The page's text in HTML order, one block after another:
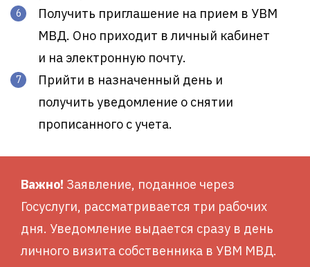
Получить приглашение на прием в УВМ
МВД. Оно приходит в личный кабинет
и на электронную почту.
Прийти в назначенный день и
получить уведомление о снятии
прописанного с учета.
Важно! Заявление, поданное через
Госуслуги, рассматривается три рабочих
дня. Уведомление выдается сразу в день
личного визита собственника в УВМ МВД.